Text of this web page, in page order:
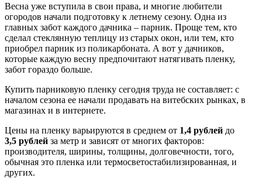
Весна уже вступила в свои права, и многие любители
огородов начали подготовку к летнему сезону. Одна из
главных забот каждого дачника – парник. Проще тем, кто
сделал стеклянную теплицу из старых окон, или тем, кто
приобрел парник из поликарбоната. А вот у дачников,
которые каждую весну предпочитают натягивать пленку,
забот гораздо больше.
Купить парниковую пленку сегодня труда не составляет: с
началом сезона ее начали продавать на витебских рынках, в
магазинах и в интернете.
Цены на пленку варьируются в среднем от 1,4 рублей до
3,5 рублей за метр и зависят от многих факторов:
производителя, ширины, толщины, долговечности, того,
обычная это пленка или термосветостабилизированная, и
других.